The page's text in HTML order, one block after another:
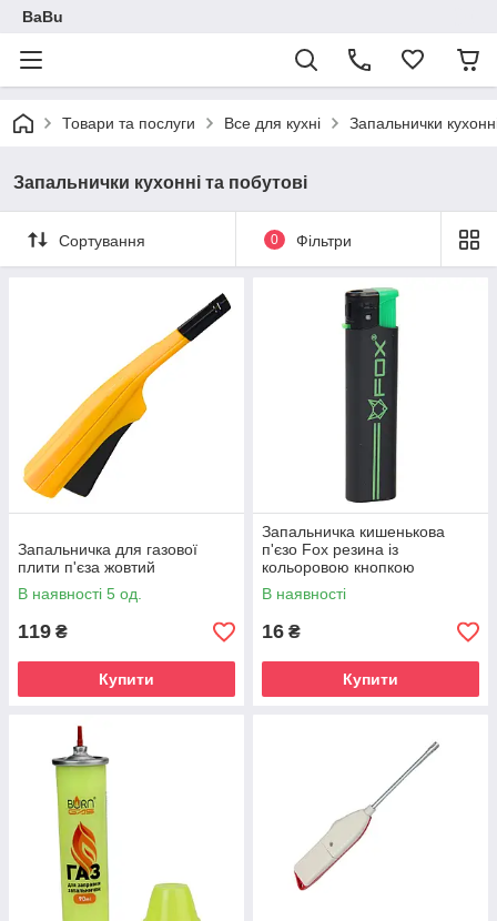
BaBu
Товари та послуги Все для кухні Запальнички
Запальнички кухонні та побутові
Сортування 0 Фільтри
Запальничка для газової
плити п'єза жовтий
В наявності 5 од.
119 ₴
Купити
Запальничка кишенькова
п'єзо Fox резина із
кольоровою кнопкою
В наявності
16 ₴
Купити